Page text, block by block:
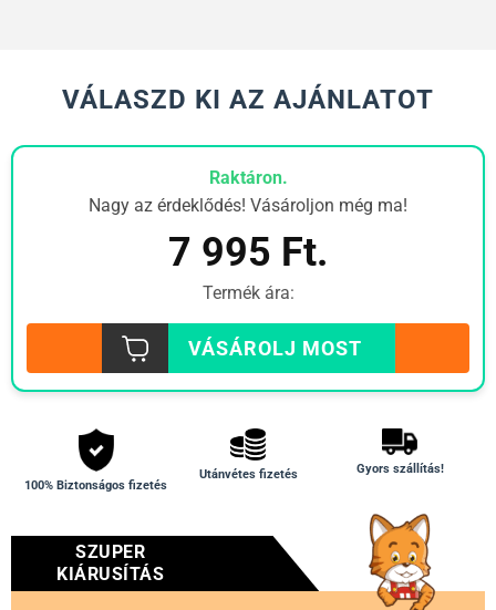
VÁLASZD KI AZ AJÁNLATOT
Raktáron.
Nagy az érdeklődés! Vásároljon még ma!
7 995 Ft.
Termék ára:
VÁSÁROLJ MOST
100% Biztonságos fizetés
Utánvétes fizetés Gyors szállítás!
SZUPER
KIÁRUSÍTÁS